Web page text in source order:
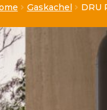
en bezorging
Gaskachel DRU